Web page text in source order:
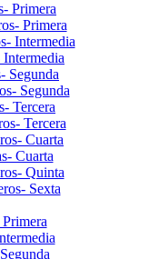
Primera
Primera
Intermedia
Segunda
Segunda
Tercera
Tercera
Cuarta
Cuarta
Quinta
Sexta